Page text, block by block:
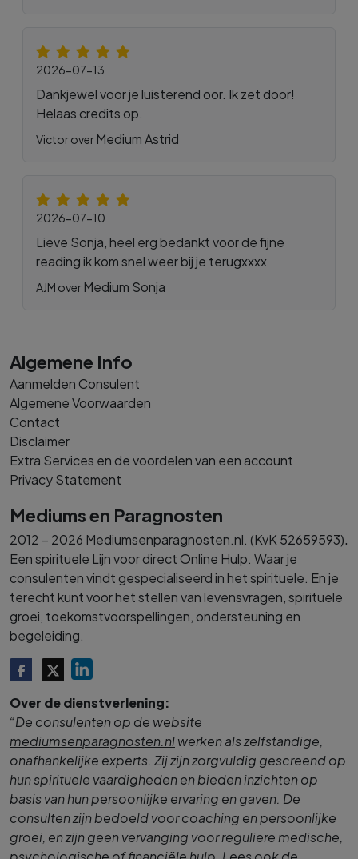
2026-07-13
Dankjewel voor je luisterend oor. Ik zet door!
Helaas credits op.
Victor overMedium Astrid
2026-07-10
Lieve Sonja, heel erg bedankt voor de fijne
reading ik kom snel weer bij je terugxxxx
AJM overMedium Sonja
Algemene Info
Aanmelden Consulent
Algemene Voorwaarden
Contact
Disclaimer
Extra Services en de voordelen van een account
Privacy Statement
Mediums en Paragnosten
2012 – 2026 Mediumsenparagnosten.nl. (KvK 52659593).
Een spirituele Lijn voor direct Online Hulp. Waar je
consulenten vindt gespecialiseerd in het spirituele. En je
terecht kunt voor het stellen van levensvragen, spirituele
groei, toekomstvoorspellingen, ondersteuning en
begeleiding.
Over de dienstverlening:
“De consulenten op de website
mediumsenparagnosten.nlwerken als zelfstandige,
onafhankelijke experts. Zij zijn zorgvuldig gescreend op
hun spirituele vaardigheden en bieden inzichten op
basis van hun persoonlijke ervaring en gaven. De
consulten zijn bedoeld voor coaching en persoonlijke
groei, en zijn geen vervanging voor reguliere medische,